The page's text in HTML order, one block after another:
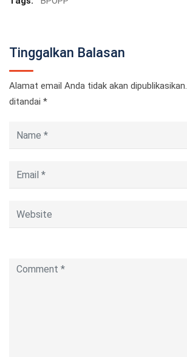
Tinggalkan Balasan
Alamat email Anda tidak akan dipublikasikan.
ditandai *